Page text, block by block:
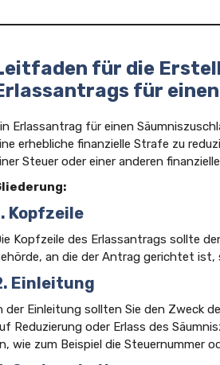
für die
für
Erlassantrag für einen
erhebliche finanzielle Strafe zu
Steuer oder einer anderen
Kopfzeile
Kopfzeile des Erlassantrags sollte
an die der Antrag gerichtet
Einleitung
der Einleitung sollten Sie den Zweck
Reduzierung oder Erlass des
wie zum Beispiel die Steuernummer